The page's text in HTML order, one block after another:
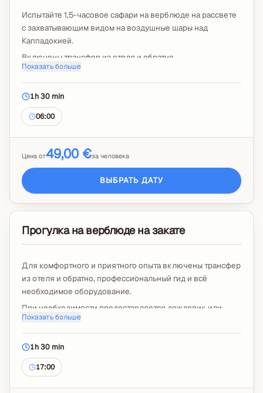
Испытайте 1,5-часовое сафари на верблюде на рассвете
с захватывающим видом на воздушные шары над
Каппадокией.
Включены трансфер из отеля и обратно,
профессиональный гид и всё необходимое снаряжение
для езды.
В случае изменения погоды предоставляется дождевик
или пончо.
Чаевые и дополнительное видео с дрона не включены.
Показать больше
1h 30 min
06:00
Цена от49,00 €за человека
ВЫБРАТЬ ДАТУ
Прогулка на верблюде на закате
Для комфортного и приятного опыта включены трансфер
из отеля и обратно, профессиональный гид и всё
необходимое оборудование.
При необходимости предоставляется дождевик или
пончо.
Чаевые и дополнительное видео с дрона не включены.
Показать больше
1h 30 min
17:00